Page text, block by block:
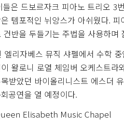
들은 드보르자크 피아노 트리오 3
템포적인 뉘앙스가 아쉬웠다.
건반을 두들기는 주법을 사용하며
엘리자베스 뮤직 샤펠에서 수학
왈로니 로열 체임버 오케스트
받았던 바이올리니스트 에스더
공연을 열 예정이다.
Elisabeth Music Chapel